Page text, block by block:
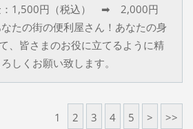
：1,500円（税込） ➡ 2,000円
なたの街の便利屋さん！あなたの身
、皆さまのお役に立てるように精
ろしくお願い致します。
1 2 3 4 5 > >>